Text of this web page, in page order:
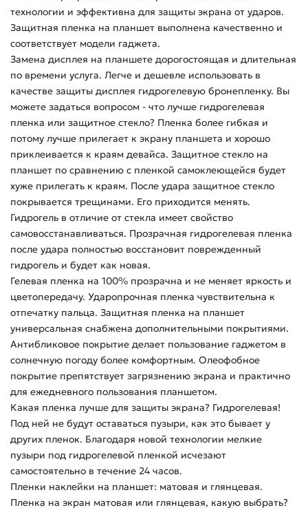
технологии и эффективна для защиты экрана от ударов.
Защитная пленка на планшет выполнена качественно и
соответствует модели гаджета.
Замена дисплея на планшете дорогостоящая и длительная
по времени услуга. Легче и дешевле использовать в
качестве защиты дисплея гидрогелевую бронепленку. Вы
можете задаться вопросом - что лучше гидрогелевая
пленка или защитное стекло? Пленка более гибкая и
потому лучше прилегает к экрану планшета и хорошо
приклеивается к краям девайса. Защитное стекло на
планшет по сравнению с пленкой самоклеющейся будет
хуже прилегать к краям. После удара защитное стекло
покрывается трещинами. Его приходится менять.
Гидрогель в отличие от стекла имеет свойство
самовосстанавливаться. Прозрачная гидрогелевая пленка
после удара полностью восстановит поврежденный
гидрогель и будет как новая.
Гелевая пленка на 100% прозрачна и не меняет яркость и
цветопередачу. Ударопрочная пленка чувствительна к
отпечатку пальца. Защитная пленка на планшет
универсальная снабжена дополнительными покрытиями.
Антибликовое покрытие делает пользование гаджетом в
солнечную погоду более комфортным. Олеофобное
покрытие препятствует загрязнению экрана и практично
для ежедневного пользования планшетом.
Какая пленка лучше для защиты экрана? Гидрогелевая!
Под ней не будут оставаться пузыри, как это бывает у
других пленок. Благодаря новой технологии мелкие
пузыри под гидрогелевой пленкой исчезают
самостоятельно в течение 24 часов.
Пленки наклейки на планшет: матовая и глянцевая.
Пленка на экран матовая или глянцевая, какую выбрать?